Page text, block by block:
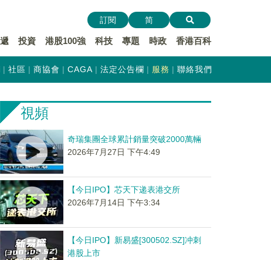
投資 港股100強 科技 專題 時政 香港百科
訂閱 简
社區 商協會 CAGA 法定公告欄 服務 聯絡我們
視頻
奇瑞集團全球累計銷量突破2000萬輛
2026年7月27日 下午4:49
【今日IPO】芯天下递表港交所
2026年7月14日 下午3:34
【今日IPO】新易盛[300502.SZ]冲刺
港股上市